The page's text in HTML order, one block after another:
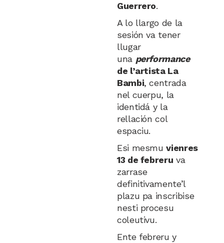
Guerrero.
A lo llargo de la
sesión va tener
llugar
una performance
de l’artista La
Bambi, centrada
nel cuerpu, la
identidá y la
rellación col
espaciu.
Esi mesmuvienres
13 de febreru va
zarrase
definitivamente’l
plazu pa inscribise
nesti procesu
coleutivu.
Ente febreru y